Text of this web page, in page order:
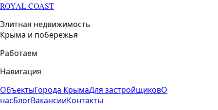
ROYAL COAST
Элитная недвижимость
Крыма и побережья
Работаем
Навигация
ОбъектыГорода КрымаДля застройщиковО
насБлогВакансииКонтакты